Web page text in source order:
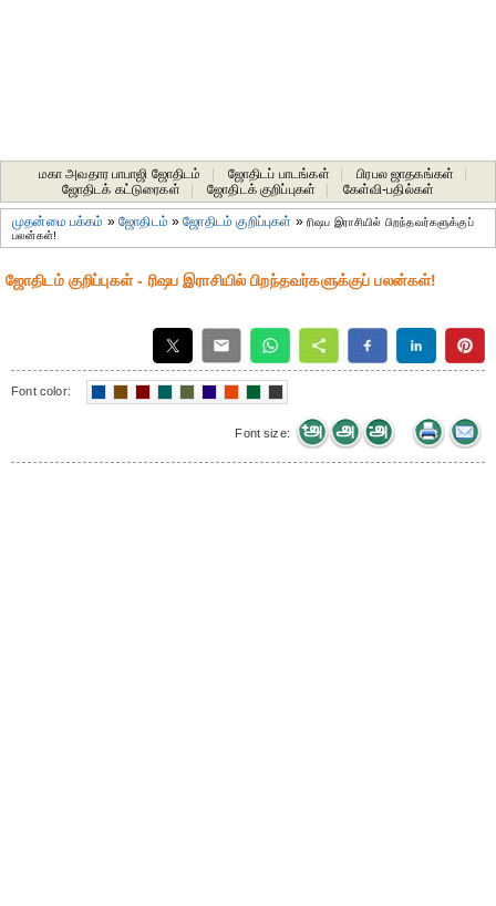
மகா அவதார பாபாஜி ஜோதிடம் ஜோதிடப் பாடங்கள் பிரபல ஜாதகங்கள்
ஜோதிடக் கட்டுரைகள்
ஜோதிடக் குறிப்புகள் கேள்வி-பதில்கள்
முதன்மை பக்கம் »ஜோதிடம் »ஜோதிடம் குறிப்புகள் » ரிஷப இராசியில் பிறந்தவர்களுக்குப்
பலன்கள்!
ஜோதிடம் குறிப்புகள் - ரிஷப இராசியில் பிறந்தவர்களுக்குப் பலன்கள்!
Font color:
Font size: